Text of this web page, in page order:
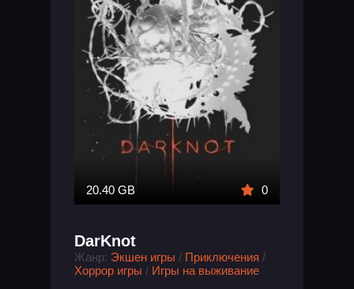
20.40 GB 0
DarKnot
Жанр: Экшен игры / Приключения /
Хоррор игры / Игры на выживание